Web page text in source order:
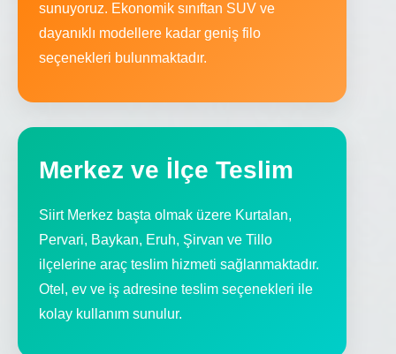
sunuyoruz. Ekonomik sınıftan SUV ve
dayanıklı modellere kadar geniş filo
seçenekleri bulunmaktadır.
Merkez ve İlçe Teslim
Siirt Merkez başta olmak üzere Kurtalan,
Pervari, Baykan, Eruh, Şirvan ve Tillo
ilçelerine araç teslim hizmeti sağlanmaktadır.
Otel, ev ve iş adresine teslim seçenekleri ile
kolay kullanım sunulur.